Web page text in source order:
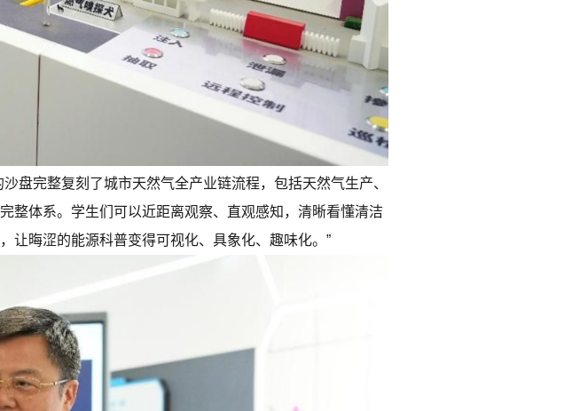
盘完整复刻了城市天然气全产业链流程，包括天然气生产、
整体系。学生们可以近距离观察、直观感知，清晰看懂清洁
让晦涩的能源科普变得可视化、具象化、趣味化。”